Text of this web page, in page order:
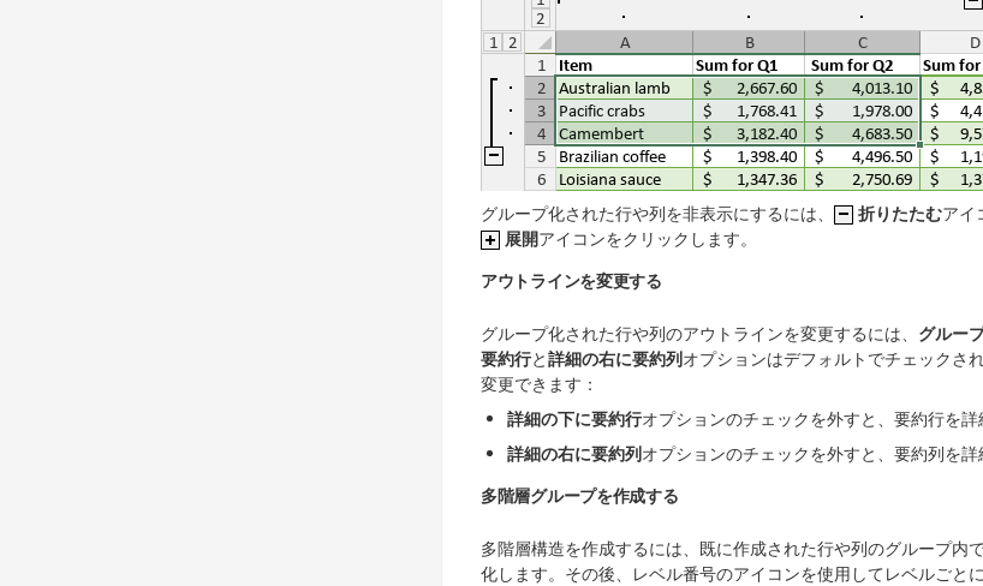
グループ化された行や列を非表示にするには、 折りたたむアイ
展開アイコンをクリックします。
アウトラインを変更する
グループ化された行や列のアウトラインを変更するには、 グルー
要約行と詳細の右に要約列オプションはデフォルトでチェックさ
変更できます：
詳細の下に要約行オプションのチェックを外すと、要約行を詳
詳細の右に要約列オプションのチェックを外すと、要約列を詳
多階層グループを作成する
多階層構造を作成するには、既に作成された行や列のグループ
化します。その後、レベル番号のアイコンを使用してレベルごと